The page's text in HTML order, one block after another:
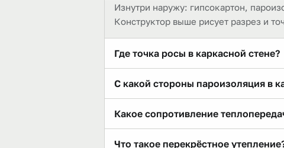
Изнутри наружу: гипсокартон,
Конструктор выше рисует разрез и
Где точка росы в каркасной стене?
утеплитель (Минвата) — это
С какой стороны пароизоляция в
уходила из утеплителя.
Какое сопротивление
Что такое перекрёстное